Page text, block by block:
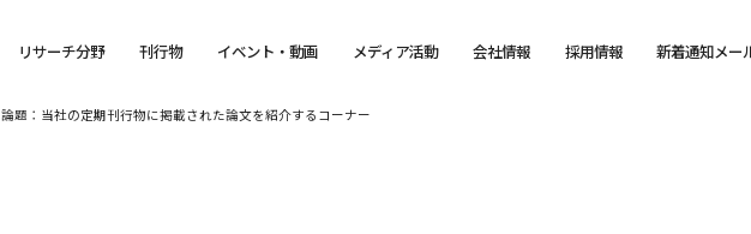
リサーチ分野 刊行物 イベント・動画 メディア活動 会社情報 採用情報 新着通知メー
論題：当社の定期刊行物に掲載された論文を紹介するコーナー